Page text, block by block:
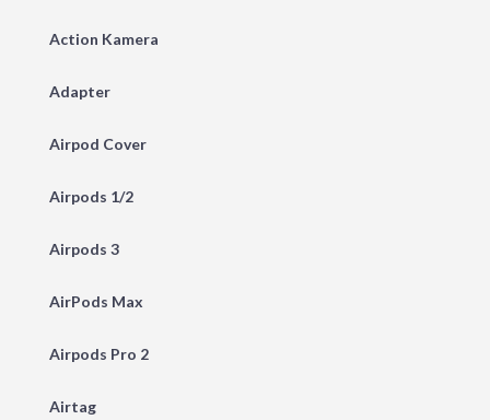
Action Kamera
Adapter
Airpod Cover
Airpods 1/2
Airpods 3
AirPods Max
Airpods Pro 2
Airtag